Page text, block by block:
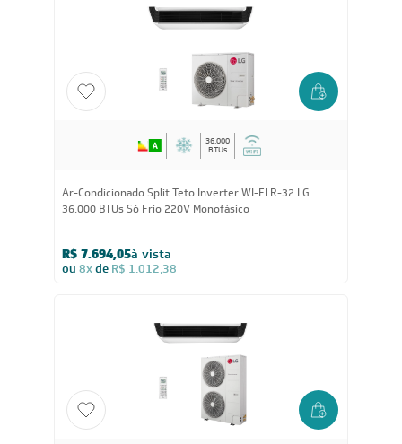
36.000
BTUs
Ar-Condicionado Split Teto Inverter WI-FI R-32 LG
36.000 BTUs Só Frio 220V Monofásico
R$ 7.694,05à vista
ou 8xde R$ 1.012,38